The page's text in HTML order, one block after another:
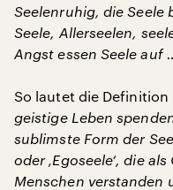
Seelenruhig, die Seele
Seele, Allerseelen,
Angst essen Seele auf
So lautet die Definition
geistige Leben
sublimste Form der
oder ‚Egoseele‘, die
Menschen verstanden